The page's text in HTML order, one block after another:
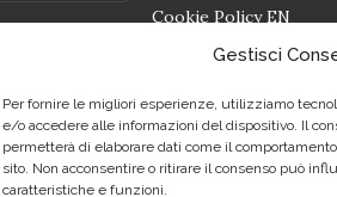
Gestisci
Per fornire le migliori esperienze, utilizziamo
e/o accedere alle informazioni del dispositivo. Il
permetterà di elaborare dati come il
sito. Non acconsentire o ritirare il consenso può
caratteristiche e funzioni.
Cookie Policy EN